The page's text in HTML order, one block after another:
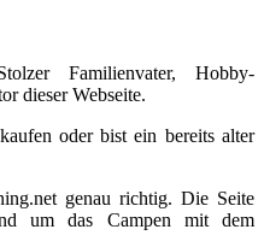
Familienvater, Hobby-
dieser Webseite.
oder bist ein bereits alter
genau richtig. Die Seite
um das Campen mit dem